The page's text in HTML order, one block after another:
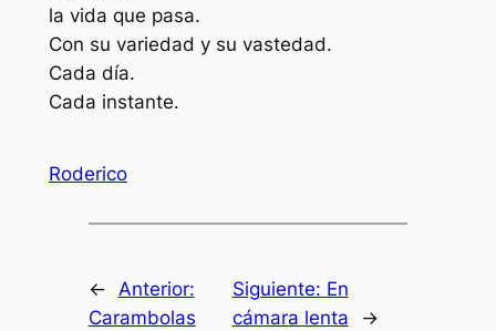
la vida que pasa.
Con su variedad y su vastedad.
Cada día.
Cada instante.
Roderico
← Anterior:
Carambolas
Siguiente: En
cámara lenta
→